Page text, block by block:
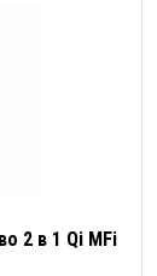
2 в 1 Qi MFi